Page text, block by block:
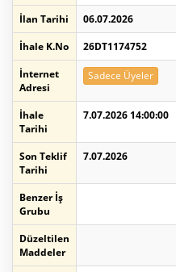
İlan Tarihi
06.07.2026
İhale K.No
26DT1174752
İnternet
Adresi
Sadece Üyeler
İhale
Tarihi
7.07.2026 14:00:00
Son Teklif
Tarihi
7.07.2026
Benzer İş
Grubu
Düzeltilen
Maddeler